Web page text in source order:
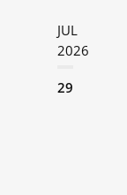
JUL
2026
29